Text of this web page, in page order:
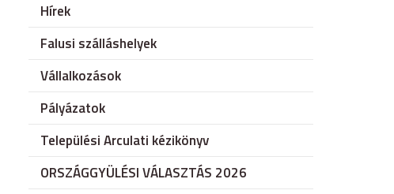
Hírek
Falusi szálláshelyek
Vállalkozások
Pályázatok
Települési Arculati kézikönyv
ORSZÁGGYÜLÉSI VÁLASZTÁS 2026